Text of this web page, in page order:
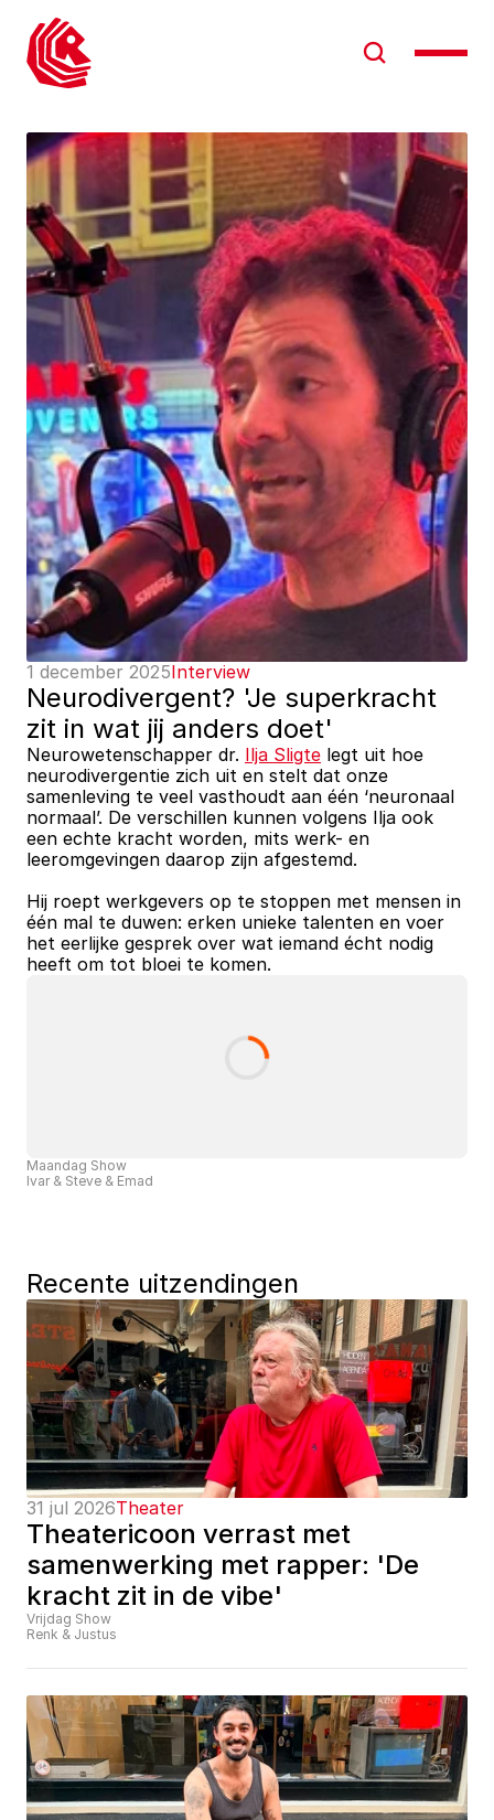
1 december 2025Interview
Neurodivergent? 'Je superkracht
zit in wat jij anders doet'
Neurowetenschapper dr. Ilja Sligte legt uit hoe
neurodivergentie zich uit en stelt dat onze
samenleving te veel vasthoudt aan één ‘neuronaal
normaal’. De verschillen kunnen volgens Ilja ook
een echte kracht worden, mits werk- en
leeromgevingen daarop zijn afgestemd.
Hij roept werkgevers op te stoppen met mensen in
één mal te duwen: erken unieke talenten en voer
het eerlijke gesprek over wat iemand écht nodig
heeft om tot bloei te komen.
Maandag Show
Ivar & Steve & Emad
Recente uitzendingen
31 jul 2026Theater
Theatericoon verrast met
samenwerking met rapper: 'De
kracht zit in de vibe'
Vrijdag Show
Renk & Justus